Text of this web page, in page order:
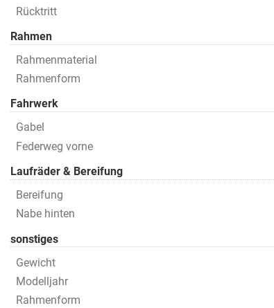
Rücktritt
Rahmen
Rahmenmaterial
Rahmenform
Fahrwerk
Gabel
Federweg vorne
Laufräder & Bereifung
Bereifung
Nabe hinten
sonstiges
Gewicht
Modelljahr
Rahmenform